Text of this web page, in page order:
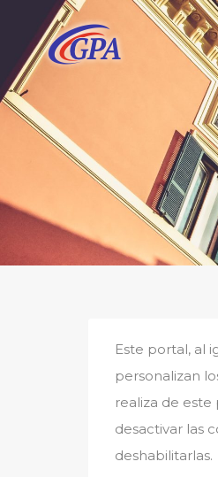
Este portal, al
personalizan
realiza de
desactivar las
deshabilitarlas.